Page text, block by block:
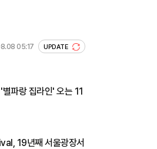
05:17 UPDATE
파랑 집라인' 오는 11
19년째 서울광장서